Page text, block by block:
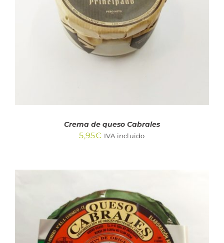
AÑADIR AL CARRITO
DETALLES
Crema de queso Cabrales
5,95€ IVA incluido